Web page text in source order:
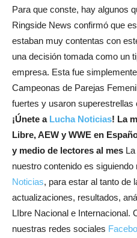
Para que conste, hay algunos
Ringside News confirmó que
estaban muy contentas con
una decisión tomada como un
empresa. Esta fue
Campeonas de Parejas
fuertes y usaron superestrellas
¡Únete a Lucha Noticias! La
Libre, AEW y WWE en
y medio de lectores al mes
nuestro contenido es siguiendo
Noticias, para estar al tanto de
actualizaciones, resultados,
LIbre Nacional e Internacional.
nuestras redes sociales